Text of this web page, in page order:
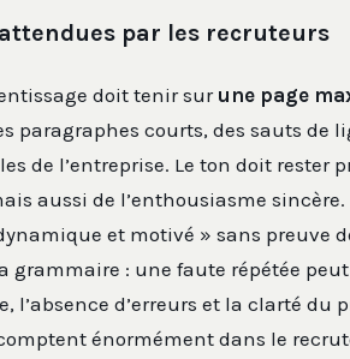
par les recruteurs
doit tenir sur une page
paragraphes courts, des sauts de
de l’entreprise. Le ton doit rester
aussi de l’enthousiasme
et motivé » sans preuve
grammaire : une faute répétée
l’absence d’erreurs et la clarté du
énormément dans le